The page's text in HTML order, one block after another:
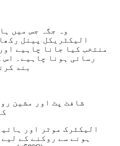
وہ جگہ جس میں
الیکٹریکل پینل
منتخب کیا جانا چاہیے
رسائی ہونا چاہیے۔ اس
بند
الیکٹرک موٹر اور
ہونے سے روکنے کے